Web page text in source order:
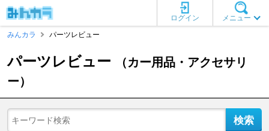
メニュー
ログイン
みんカラ
パーツレビュー
パーツレビュー
（カー用品・アクセサリ
ー）